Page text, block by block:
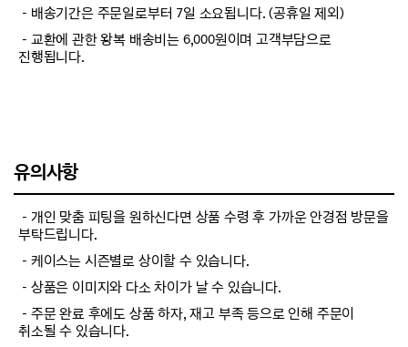
－배송기간은 주문일로부터 7일 소요됩니다. (공휴일 제외)
－교환에 관한 왕복 배송비는 6,000원이며 고객부담으로
진행됩니다.
유의사항
－개인 맞춤 피팅을 원하신다면 상품 수령 후 가까운 안경점 방문을
부탁드립니다.
－케이스는 시즌별로 상이할 수 있습니다.
－상품은 이미지와 다소 차이가 날 수 있습니다.
－주문 완료 후에도 상품 하자, 재고 부족 등으로 인해 주문이
취소될 수 있습니다.